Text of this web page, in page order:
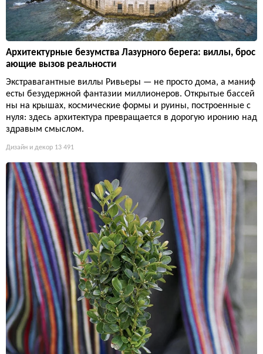
Архитектурные безумства Лазурного берега: виллы, брос
ающие вызов реальности
Экстравагантные виллы Ривьеры — не просто дома, а маниф
есты безудержной фантазии миллионеров. Открытые бассей
ны на крышах, космические формы и руины, построенные с
нуля: здесь архитектура превращается в дорогую иронию над
здравым смыслом.
Дизайн и декор 13 491